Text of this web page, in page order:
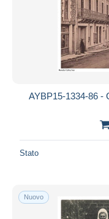
AYBP15-1334-86 -
Stato
Nuovo